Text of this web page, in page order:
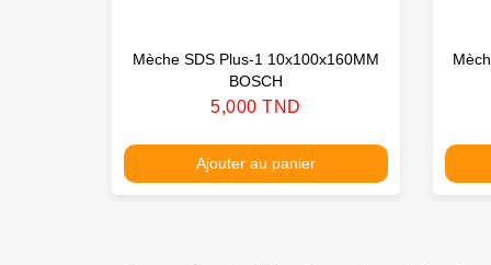
Mèche SDS Plus-1 10x100x160MM
BOSCH
Prix
5,000 TND
Ajouter au panier